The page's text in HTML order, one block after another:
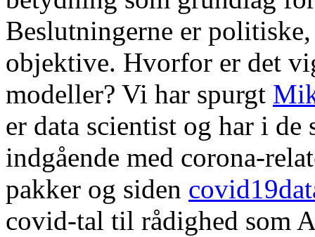
Beslutningerne er
objektive. Hvorfor er det
modeller? Vi har spurgt
er data scientist og har i de
indgående med corona-
pakker og siden
covid-tal til rådighed som